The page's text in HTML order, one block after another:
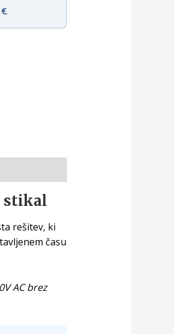
.
stikal
rešitev, ki
času
AC brez